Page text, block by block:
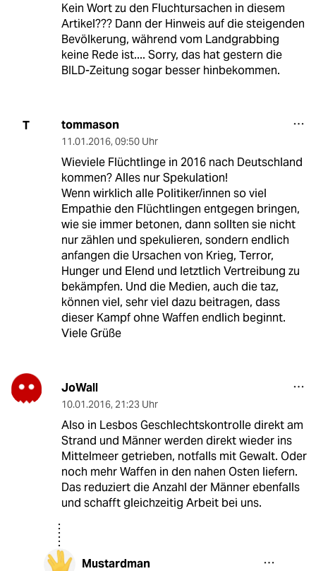
Kein Wort zu den Fluchtursachen in diesem
Artikel??? Dann der Hinweis auf die steigenden
Bevölkerung, während vom Landgrabbing
keine Rede ist.... Sorry, das hat gestern die
BILD-Zeitung sogar besser hinbekommen.
T tommason
11.01.2016, 09:50 Uhr
Wieviele Flüchtlinge in 2016 nach Deutschland
kommen? Alles nur Spekulation!
Wenn wirklich alle Politiker/innen so viel
Empathie den Flüchtlingen entgegen bringen,
wie sie immer betonen, dann sollten sie nicht
nur zählen und spekulieren, sondern endlich
anfangen die Ursachen von Krieg, Terror,
Hunger und Elend und letztlich Vertreibung zu
bekämpfen. Und die Medien, auch die taz,
können viel, sehr viel dazu beitragen, dass
dieser Kampf ohne Waffen endlich beginnt.
Viele Grüße
JoWall
10.01.2016, 21:23 Uhr
Also in Lesbos Geschlechtskontrolle direkt am
Strand und Männer werden direkt wieder ins
Mittelmeer getrieben, notfalls mit Gewalt. Oder
noch mehr Waffen in den nahen Osten liefern.
Das reduziert die Anzahl der Männer ebenfalls
und schafft gleichzeitig Arbeit bei uns.
Mustardman